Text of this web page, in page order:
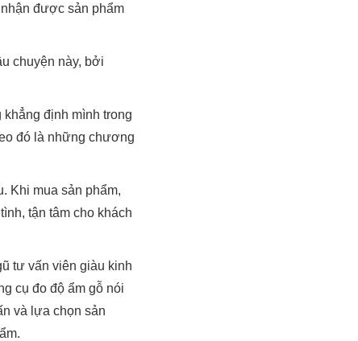
được sản phẩm
chuyện này, bởi
khẳng định mình trong
đó là những chương
Khi mua sản phẩm,
tận tâm cho khách
tư vấn viên giàu kinh
cụ đo độ ẩm gỗ nói
và lựa chọn sản